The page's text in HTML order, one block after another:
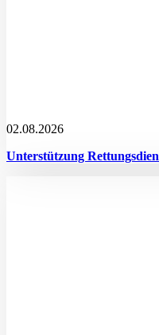
02.08.2026
Unterstützung